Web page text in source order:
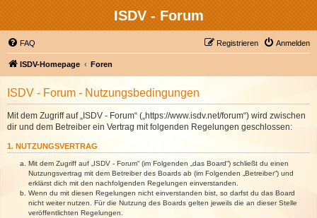
ISDV - Forum
FAQ Anmelden
Registrieren
ISDV-Homepage Foren
ISDV - Forum - Nutzungsbedingungen
Mit dem Zugriff auf „ISDV - Forum“ („https://www.isdv.net/forum“) wird zwischen
dir und dem Betreiber ein Vertrag mit folgenden Regelungen geschlossen:
1. NUTZUNGSVERTRAG
Mit dem Zugriff auf „ISDV - Forum“ (im Folgenden „das Board“) schließt du einen
Nutzungsvertrag mit dem Betreiber des Boards ab (im Folgenden „Betreiber“) und
erklärst dich mit den nachfolgenden Regelungen einverstanden.
Wenn du mit diesen Regelungen nicht einverstanden bist, so darfst du das Board
nicht weiter nutzen. Für die Nutzung des Boards gelten jeweils die an dieser Stelle
veröffentlichten Regelungen.